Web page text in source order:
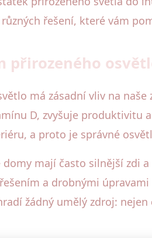
řešení, které vám
přirozeného
má zásadní vliv na
D, zvyšuje produktivitu
a proto je správné
domy mají často silnější zdi
a drobnými
žádný umělý zdroj: